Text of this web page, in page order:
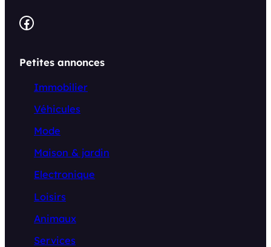
Facebook
Petites annonces
Immobilier
Véhicules
Mode
Maison & jardin
Electronique
Loisirs
Animaux
Services